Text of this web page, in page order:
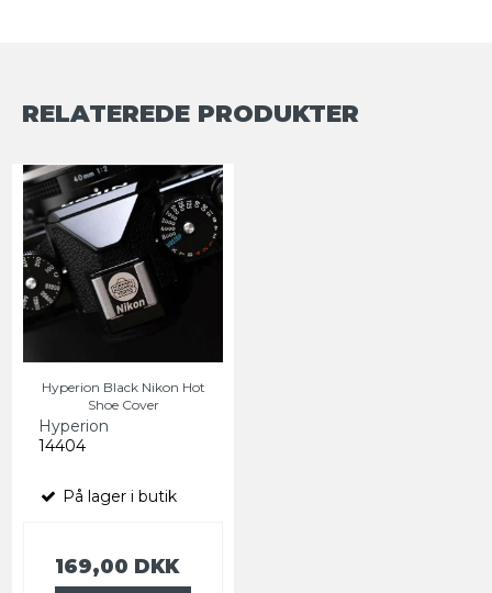
RELATEREDE PRODUKTER
Hyperion Black Nikon Hot
Shoe Cover
Hyperion
14404
På lager i butik
169,00 DKK